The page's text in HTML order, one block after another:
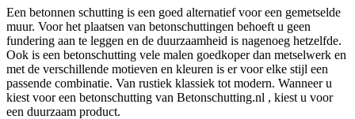
Een betonnen schutting is een goed alternatief voor een gemetselde
muur. Voor het plaatsen van betonschuttingen behoeft u geen
fundering aan te leggen en de duurzaamheid is nagenoeg hetzelfde.
Ook is een betonschutting vele malen goedkoper dan metselwerk en
met de verschillende motieven en kleuren is er voor elke stijl een
passende combinatie. Van rustiek klassiek tot modern. Wanneer u
kiest voor een betonschutting van Betonschutting.nl , kiest u voor
een duurzaam product.